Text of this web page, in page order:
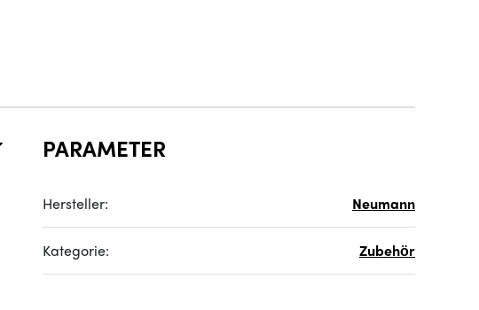
PARAMETER
Hersteller: Neumann
Kategorie: Zubehör